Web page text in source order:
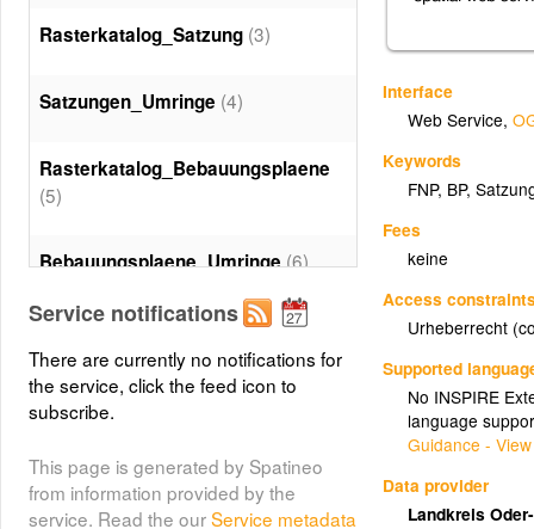
Interface
Web Service,
Keywords
FNP, BP,
Fees
keine
Access
Urheberrecht
Supported
No INSPIRE
language
Guidance -
Data provider
Landkreis
Rasterkatalog_Satzung (3)
Satzungen_Umringe (4)
Rasterkatalog_Bebauungsplaene
(5)
Bebauungsplaene_Umringe(6)
Rasterkatalog
Flaechennutzungsplaene(7)
Flaechennutzungsplaene_Umringe
Gemeindestrassen (9)
Service notifications
There are currently no notifications for
the service, click the feed icon to
subscribe.
This page is generated by Spatineo
from information provided by the
service. Read the ourService metadata